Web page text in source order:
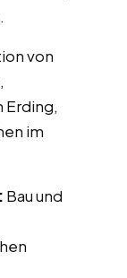
von
Erding,
im
Bau und